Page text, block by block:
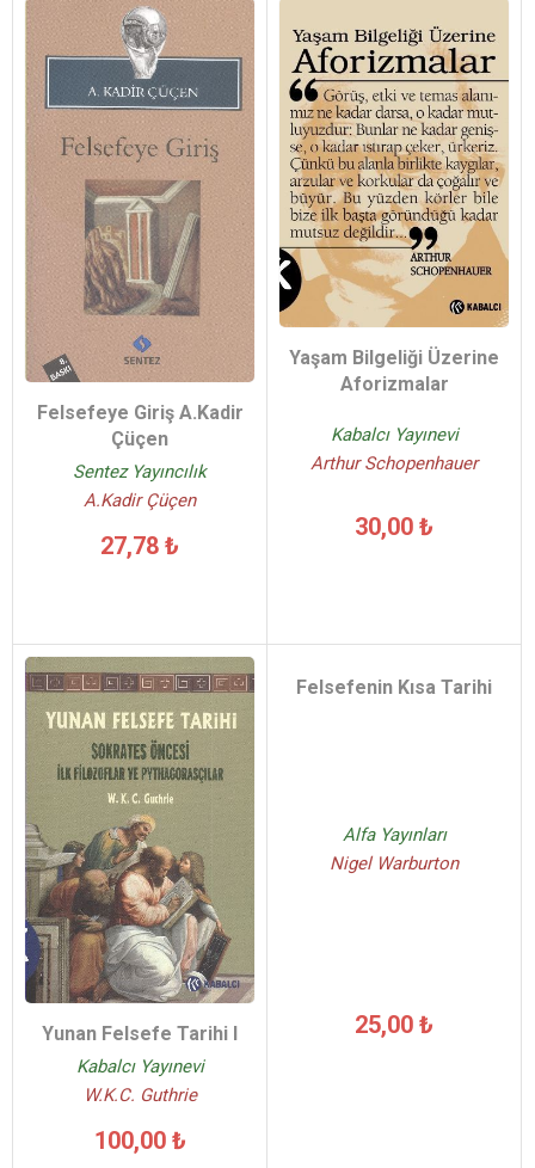
Felsefeye Giriş A.Kadir
Çüçen
Sentez Yayıncılık
A.Kadir Çüçen
27,78 ₺
Yaşam Bilgeliği Üzerine
Aforizmalar
Kabalcı Yayınevi
Arthur Schopenhauer
30,00 ₺
Yunan Felsefe Tarihi I
Kabalcı Yayınevi
W.K.C. Guthrie
100,00 ₺
Felsefenin Kısa Tarihi
Alfa Yayınları
Nigel Warburton
25,00 ₺